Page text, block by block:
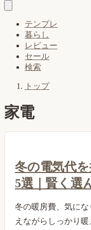
テンプレ
暮らし
レビュー
セール
検索
トップ
家電
冬の電気代
5選｜賢く選
冬の暖房費、気に
えながらしっかり